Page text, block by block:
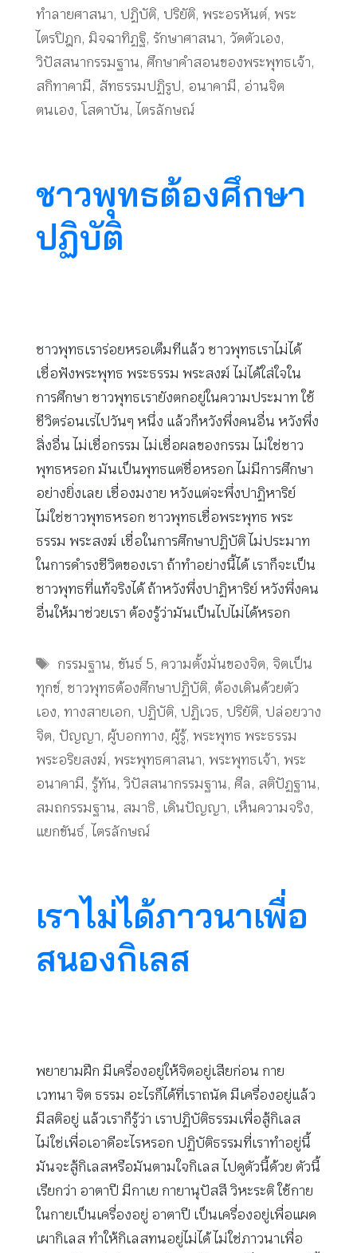
ทำลายศาสนา, ปฏิบัติ, ปริยัติ, พระอรหันต์, พระ
ไตรปิฎก, มิจฉาทิฏฐิ, รักษาศาสนา, วัดตัวเอง,
วิปัสสนากรรมฐาน, ศึกษาคำสอนของพระพุทธเจ้า,
สกิทาคามี, สัทธรรมปฏิรูป, อนาคามี, อ่านจิต
ตนเอง, โสดาบัน, ไตรลักษณ์
ชาวพุทธต้องศึกษา
ปฏิบัติ
ชาวพุทธเราร่อยหรอเต็มทีแล้ว ชาวพุทธเราไม่ได้
เชื่อฟังพระพุทธ พระธรรม พระสงฆ์ ไม่ได้ใส่ใจใน
การศึกษา ชาวพุทธเรายังตกอยู่ในความประมาท ใช้
ชีวิตร่อนเร่ไปวันๆ หนึ่ง แล้วก็หวังพึ่งคนอื่น หวังพึ่ง
สิ่งอื่น ไม่เชื่อกรรม ไม่เชื่อผลของกรรม ไม่ใช่ชาว
พุทธหรอก มันเป็นพุทธแต่ชื่อหรอก ไม่มีการศึกษา
อย่างยิ่งเลย เชื่องมงาย หวังแต่จะพึ่งปาฏิหาริย์
ไม่ใช่ชาวพุทธหรอก ชาวพุทธเชื่อพระพุทธ พระ
ธรรม พระสงฆ์ เชื่อในการศึกษาปฏิบัติ ไม่ประมาท
ในการดำรงชีวิตของเรา ถ้าทำอย่างนี้ได้ เราก็จะเป็น
ชาวพุทธที่แท้จริงได้ ถ้าหวังพึ่งปาฏิหาริย์ หวังพึ่งคน
อื่นให้มาช่วยเรา ต้องรู้ว่ามันเป็นไปไม่ได้หรอก
Tags
กรรมฐาน, ขันธ์ 5,ความตั้งมั่นของจิต, จิตเป็น
ทุกข์, ชาวพุทธต้องศึกษาปฏิบัติ, ต้องเดินด้วยตัว
เอง, ทางสายเอก, ปฏิบัติ, ปฏิเวธ, ปริยัติ, ปล่อยวาง
จิต, ปัญญา, ผู้บอกทาง, ผู้รู้, พระพุทธ พระธรรม
พระอริยสงฆ์, พระพุทธศาสนา, พระพุทธเจ้า, พระ
อนาคามี, รู้ทัน, วิปัสสนากรรมฐาน, ศีล, สติปัฏฐาน,
สมถกรรมฐาน, สมาธิ, เดินปัญญา, เห็นความจริง,
แยกขันธ์, ไตรลักษณ์
เราไม่ได้ภาวนาเพื่อ
สนองกิเลส
พยายามฝึก มีเครื่องอยู่ให้จิตอยู่เสียก่อน กาย
เวทนา จิต ธรรม อะไรก็ได้ที่เราถนัด มีเครื่องอยู่แล้ว
มีสติอยู่ แล้วเราก็รู้ว่า เราปฏิบัติธรรมเพื่อสู้กิเลส
ไม่ใช่เพื่อเอาดีอะไรหรอก ปฏิบัติธรรมที่เราทำอยู่นี้
มันจะสู้กิเลสหรือมันตามใจกิเลส ไปดูตัวนี้ด้วย ตัวนี้
เรียกว่า อาตาปี มีกาเย กายานุปัสสี วิหะระติ ใช้กาย
ในกายเป็นเครื่องอยู่ อาตาปี เป็นเครื่องอยู่เพื่อแผด
เผากิเลส ทำให้กิเลสทนอยู่ไม่ได้ ไม่ใช่ภาวนาเพื่อ